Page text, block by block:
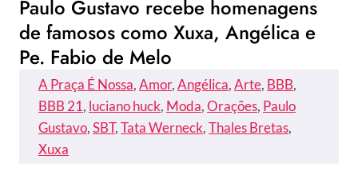
Paulo Gustavo recebe homenagens
de famosos como Xuxa, Angélica e
Pe. Fabio de Melo
A Praça É Nossa, Amor, Angélica, Arte, BBB
BBB 21, luciano huck, Moda, Orações, Paulo
Gustavo, SBT, Tata Werneck, Thales Bretas
Xuxa